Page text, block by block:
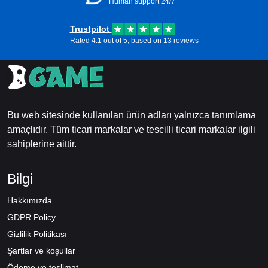
Trustpilot
Rated 4.1 out of 5, based on 13 reviews
Bu web sitesinde kullanılan ürün adları yalnızca tanımlama
amaçlıdır. Tüm ticari markalar ve tescilli ticari markalar ilgili
sahiplerine aittir.
Bilgi
Hakkımızda
GDPR Policy
Gizlilik Politikası
Şartlar ve koşullar